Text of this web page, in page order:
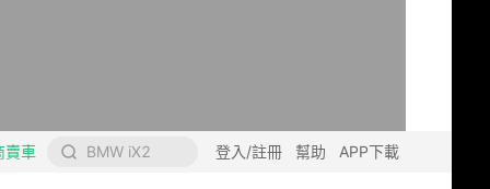
賣車 BMW iX2 登入/註冊 幫助 APP下載